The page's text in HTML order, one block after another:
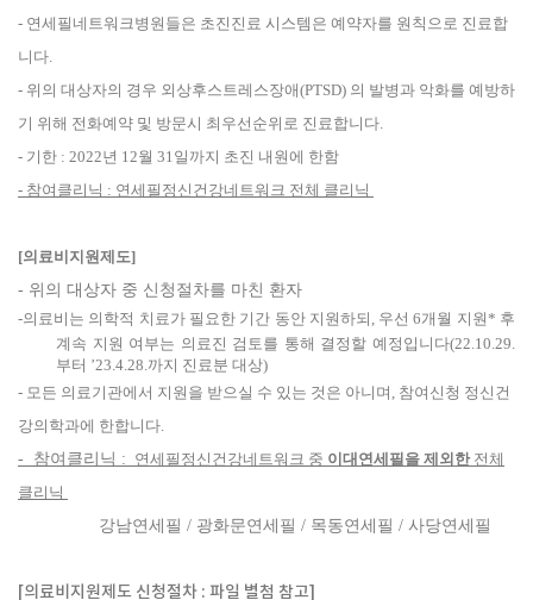
- 연세필네트워크병원들은 초진진료 시스템은 예약자를 원칙으로 진료합
니다.
- 위의 대상자의 경우 외상후스트레스장애(PTSD) 의 발병과 악화를 예방하
기 위해 전화예약 및 방문시 최우선순위로 진료합니다.
- 기한 : 2022년 12월 31일까지 초진 내원에 한함
- 참여클리닉 : 연세필정신건강네트워크 전체 클리닉
[의료비지원제도]
- 위의 대상자 중 신청절차를 마친 환자
-의료비는 의학적 치료가 필요한 기간 동안 지원하되 , 우선6개월 지원* 후
계속 지원 여부는 의료진 검토를 통해 결정 할 예정입니다(22.10.29.
부터 ’23.4.28.까지 진료분대상)
- 모든 의료기관에서 지원을 받으실 수 있는 것은 아니며, 참여신청 정신건
강의학과에 한합니다.
- 참여클리닉 : 연세필정신건강네트워크 중 이대연세필을 제외한전체
클리닉
강남연세필 / 광화문연세필 / 목동연세필 / 사당연세필
[의료비지원제도 신청절차 : 파일 별첨 참고]